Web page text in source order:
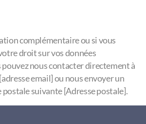
complémentaire ou si vous
droit sur vos données
pouvez nous contacter directement à
email] ou nous envoyer un
postale suivante [Adresse postale].